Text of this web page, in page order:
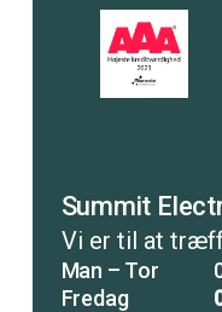
Summit
Vi er til at
Man – Tor
Fredag